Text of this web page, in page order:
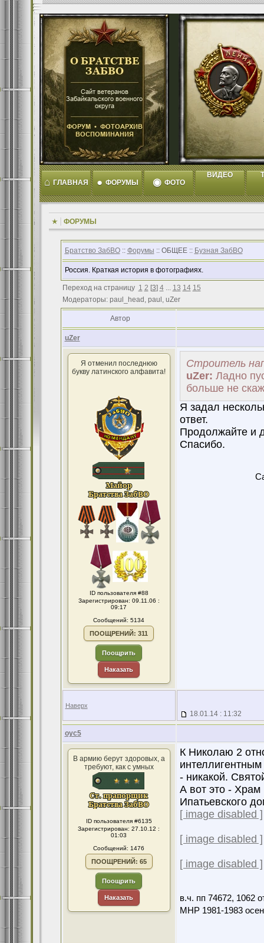
⌂ ГЛАВНАЯ ● ФОРУМЫ ◉ ФОТО
ВИДЕО
ФОРУМЫ
Братство ЗабВО:: Форумы :: ОБЩЕЕ :: Бузная ЗабВО
Россия. Краткая история в фотографиях.
Переход на страницу 1 2 [3] 4... 13 14 15
Модераторы: paul_head, paul, uZer
Автор
uZer
Я отменил последнюю
букву латинского алфавита!
ID пользователя #88
Зарегистрирован: 09.11.06 :
09:17
Сообщений: 5134
ПООЩРЕНИЙ: 311
Поощрить
Наказать
Строитель
uZer: Ладно
больше не
Я задал
ответ.
Продолжайте и
Спасибо.
Наверх
18.01.14 : 11:32
оус5
В армию берут здоровых, а
требуют, как с умных
ID пользователя #6135
Зарегистрирован: 27.10.12 :
01:03
Сообщений: 1476
ПООЩРЕНИЙ: 65
Поощрить
Наказать
К Николаю 2
- никакой.
А вот это - Храм
Ипатьевского
[ image disabled ]
[ image disabled ]
[ image disabled ]
в.ч. пп 74672, 1062
МНР 1981-1983